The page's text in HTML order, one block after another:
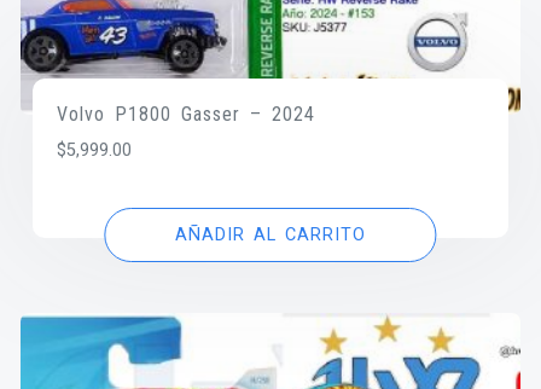
Volvo P1800 Gasser – 2024
$5,999.00
AÑADIR AL CARRITO